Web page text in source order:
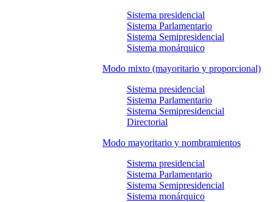
Sistema presidencial
Sistema Parlamentario
Sistema Semipresidencial
Sistema monárquico
Modo mixto (mayoritario y proporcional)
Sistema presidencial
Sistema Parlamentario
Sistema Semipresidencial
Directorial
Modo mayoritario y nombramientos
Sistema presidencial
Sistema Parlamentario
Sistema Semipresidencial
Sistema monárquico